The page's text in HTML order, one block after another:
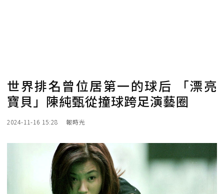
世界排名曾位居第一的球后 「漂亮
寶貝」陳純甄從撞球跨足演藝圈
2024-11-16 15:28 報時光